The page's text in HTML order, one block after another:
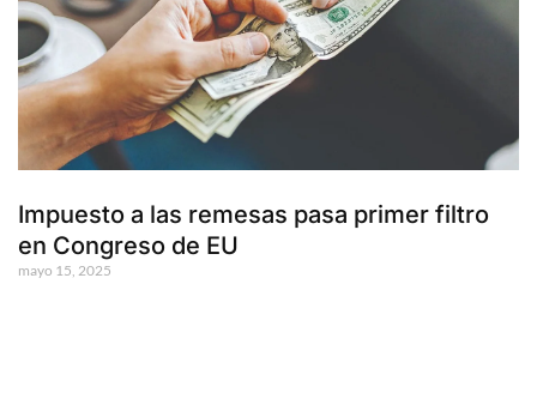
Impuesto a las remesas pasa primer filtro
en Congreso de EU
mayo 15, 2025